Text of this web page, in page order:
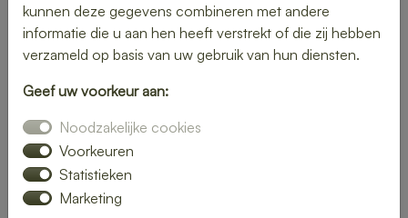
Oudeschild – gezond, vers en
gemakkelijk
in Oudeschild en geniet van verse gerechten op jouw
gewenste locatie. Van kleurrijke salades tot knapperige
broodjes – wij bezorgen jouw lunch vers en op tijd.
Plaats eenvoudig je bestelling online en laat je verrassen
kunnen deze gegevens combineren met andere
informatie die u aan hen heeft verstrekt of die zij hebben
verzameld op basis van uw gebruik van hun diensten.
Geef uw voorkeur aan:
Noodzakelijke cookies
Voorkeuren
Statistieken
Marketing